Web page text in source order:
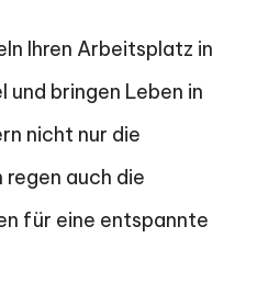
Ihren Arbeitsplatz in
bringen Leben in
nicht nur die
auch die
für eine entspannte